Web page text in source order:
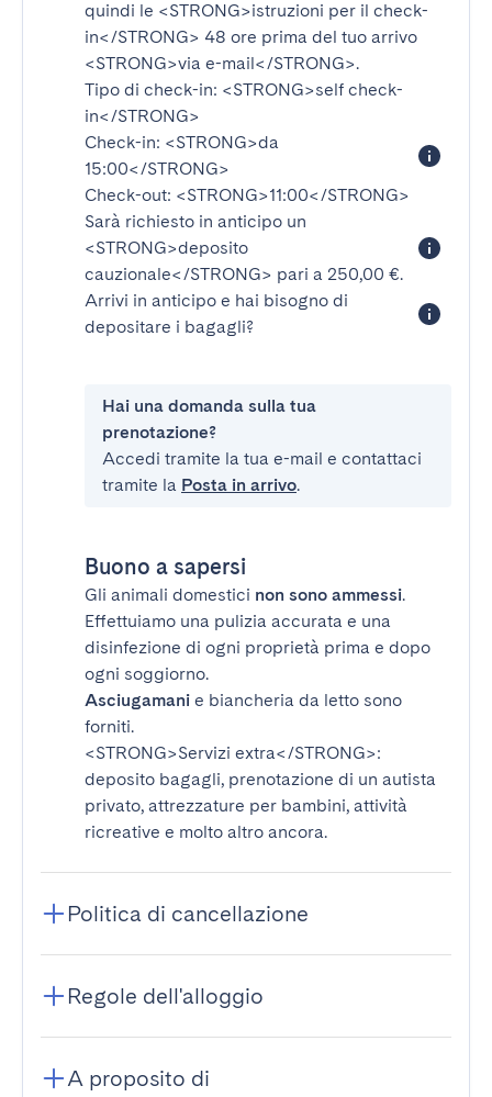
quindi le <STRONG>istruzioni per il check-
in</STRONG> 48 ore prima del tuo arrivo
<STRONG>via e-mail</STRONG>.
Tipo di check-in: <STRONG>self check-
in</STRONG>
Check-in: <STRONG>da
15:00</STRONG>
Check-out: <STRONG>11:00</STRONG>
Sarà richiesto in anticipo un
<STRONG>deposito
cauzionale</STRONG> pari a 250,00 €.
Arrivi in anticipo e hai bisogno di
depositare i bagagli?
Hai una domanda sulla tua
prenotazione?
Accedi tramite la tua e-mail e contattaci
tramite la Posta in arrivo.
Buono a sapersi
Gli animali domestici non sono ammessi.
Effettuiamo una pulizia accurata e una
disinfezione di ogni proprietà prima e dopo
ogni soggiorno.
Asciugamani e biancheria da letto sono
forniti.
<STRONG>Servizi extra</STRONG>:
deposito bagagli, prenotazione di un autista
privato, attrezzature per bambini, attività
ricreative e molto altro ancora.
Politica di cancellazione
Regole dell'alloggio
A proposito di